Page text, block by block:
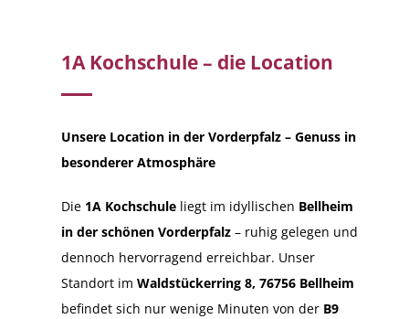
1A Kochschule – die Location
Unsere Location in der Vorderpfalz – Genuss in
besonderer Atmosphäre
Die 1A Kochschule liegt im idyllischen Bellheim
in der schönen Vorderpfalz – ruhig gelegen und
dennoch hervorragend erreichbar. Unser
Standort imWaldstückerring 8, 76756 Bellheim
befindet sich nur wenige Minuten von der B9